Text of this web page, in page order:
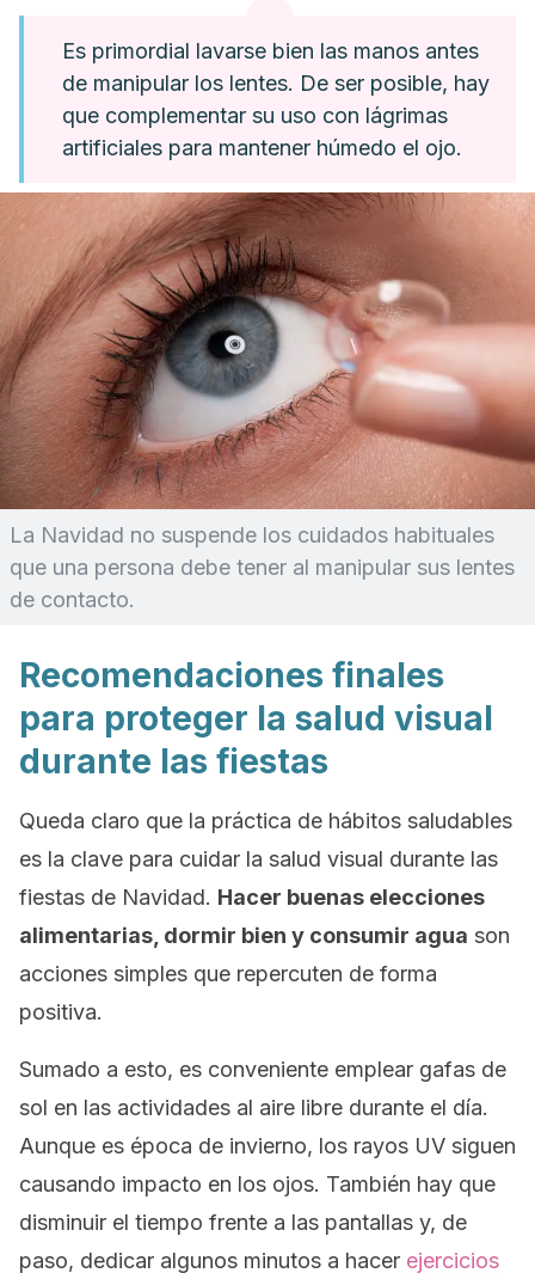
Es primordial lavarse bien las manos antes
de manipular los lentes. De ser posible, hay
que complementar su uso con lágrimas
artificiales para mantener húmedo el ojo.
La Navidad no suspende los cuidados habituales
que una persona debe tener al manipular sus lentes
de contacto.
Recomendaciones finales
para proteger la salud visual
durante las fiestas
Queda claro que la práctica de hábitos saludables
es la clave para cuidar la salud visual durante las
fiestas de Navidad. Hacer buenas elecciones
alimentarias, dormir bien y consumir agua son
acciones simples que repercuten de forma
positiva.
Sumado a esto, es conveniente emplear gafas de
sol en las actividades al aire libre durante el día.
Aunque es época de invierno, los rayos UV siguen
causando impacto en los ojos. También hay que
disminuir el tiempo frente a las pantallas y, de
paso, dedicar algunos minutos a hacer ejercicios